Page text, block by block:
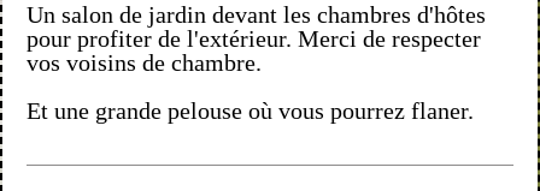
Un salon de jardin devant les chambres d'hôtes
pour profiter de l'extérieur. Merci de respecter
vos voisins de chambre.
Et une grande pelouse où vous pourrez flaner.